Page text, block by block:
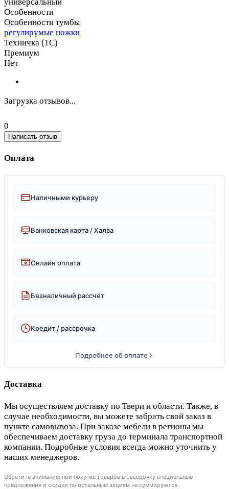
Особенности
Особенности тумбы
регулирумые ножки
Техничка (1С)
Премиум
Нет
Загрузка отзывов...
0
Написать отзыв
Оплата
Наличными курьеру
Банковская карта / Халва
Онлайн оплата
Безналичный рассчёт
Кредит / рассрочка
Подробнее об оплате
Доставка
Мы осуществляем доставку по Твери и области. Также, в
случае необходимости, вы можете забрать свой заказ в
пункте самовывоза. При заказе мебели в регионы мы
обеспечиваем доставку груза до терминала транспортной
компании. Подробные условия всегда можно уточнить у
наших менеджеров.
Обратите внимание: при покупке товаров в рассрочку специальные
предложения и скидки по остальным акциям не суммируются.